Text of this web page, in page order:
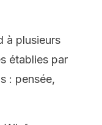
à plusieurs
établies par
: pensée,